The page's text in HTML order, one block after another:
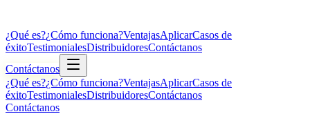
¿Qué es?¿Cómo funciona?VentajasAplicarCasos de
éxitoTestimonialesDistribuidoresContáctanos
Contáctanos
¿Qué es?¿Cómo funciona?VentajasAplicarCasos de
éxitoTestimonialesDistribuidoresContáctanos
Contáctanos